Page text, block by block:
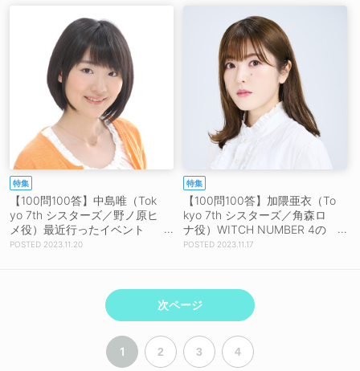
をガラッと変えていく感じが
面白かった」
特集
【100問100答】中島唯（Tok
yo 7th シスターズ／野ノ原ヒ
メ役）最近行ったイベント
は、あのグループのライブ！
2023.11.20
特集
【100問100答】加隈亜衣（To
kyo 7th シスターズ／角森ロ
ナ役）WITCH NUMBER 4の
中で1番テンションが上がる曲
2023.11.17
次ページ
1 2 3 4